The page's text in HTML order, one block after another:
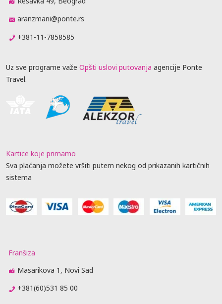
aranzmani@ponte.rs
+381-11-7858585
Uz sve programe važe Opšti uslovi putovanja agencije Ponte
Travel.
Kartice koje primamo
Sva plaćanja možete vršiti putem nekog od prikazanih kartičnih
sistema
Franšiza
Masarikova 1, Novi Sad
+381(60)531 85 00